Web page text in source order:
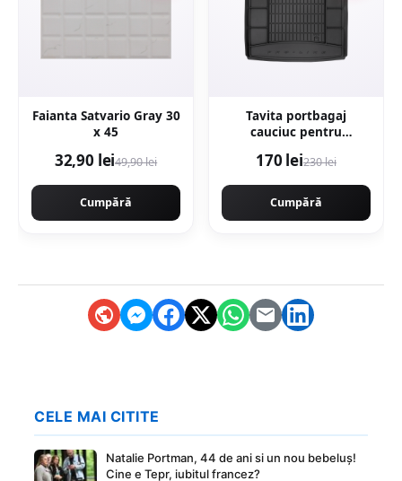
Faianta Satvario Gray 30
x 45
32,90 lei49,90 lei
Cumpără
Tavita portbagaj
cauciuc pentru
Suv 10.18-
170 lei230 lei
Cumpără
CELE MAI CITITE
Natalie Portman, 44 de ani si un nou bebeluș!
Cine e Tepr, iubitul francez?